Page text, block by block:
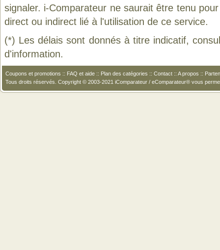
signaler. i-Comparateur ne saurait être tenu
direct ou indirect lié à l'utilisation de ce service.
(*) Les délais sont donnés à titre indicatif,
d'information.
Coupons et promotions :: FAQ et aide :: Plan des catégories :: Contact :: A propos ::
Tous droits réservés. Copyright © 2003-2021 iComparateur / eComparateur® vous